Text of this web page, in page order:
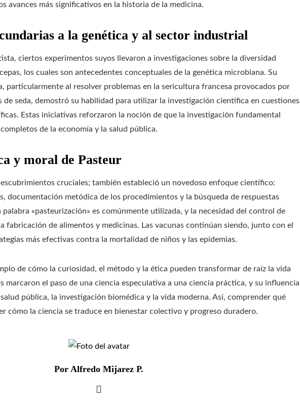
avances más significativos en la historia de la medicina.
a la genética y al sector industrial
ciertos experimentos suyos llevaron a investigaciones sobre la diversidad
los cuales son antecedentes conceptuales de la genética microbiana. Su
particularmente al resolver problemas en la sericultura francesa provocados por
de seda, demostró su habilidad para utilizar la investigación científica en cuestiones
Estas iniciativas reforzaron la noción de que la investigación fundamental
de la economía y la salud pública.
y moral de Pasteur
cruciales; también estableció un novedoso enfoque científico:
documentación metódica de los procedimientos y la búsqueda de respuestas
«pasteurización» es comúnmente utilizada, y la necesidad del control de
fabricación de alimentos y medicinas. Las vacunas continúan siendo, junto con el
más efectivas contra la mortalidad de niños y las epidemias.
de cómo la curiosidad, el método y la ética pueden transformar de raíz la vida
marcaron el paso de una ciencia especulativa a una ciencia práctica, y su influencia
pública, la investigación biomédica y la vida moderna. Así, comprender qué
cómo la ciencia se traduce en bienestar colectivo y progreso duradero.
Por Alfredo Mijarez P.